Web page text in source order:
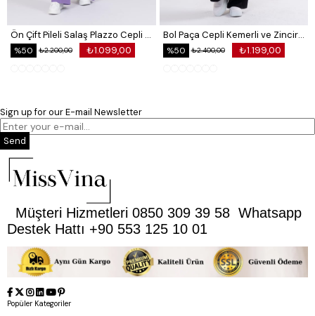
Ön Çift Pileli Salaş Plazzo Cepli Pantolon
₺1.099,00
₺2.200,00
%50
Bol Paça Cepli Kemerli ve Zincir Detaylı Atlas Kumaş Pantolon
₺1.199,00
₺2.400,00
%50
Sign up for our E-mail Newsletter
Send
Müşteri Hizmetleri 0850 309 39 58 Whatsapp
Destek Hattı +90 553 125 10 01
Popüler Kategoriler